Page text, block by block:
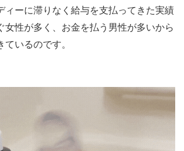
ィーに滞りなく給与を支払ってきた実績
女性が多く、お金を払う男性が多いから
ているのです。